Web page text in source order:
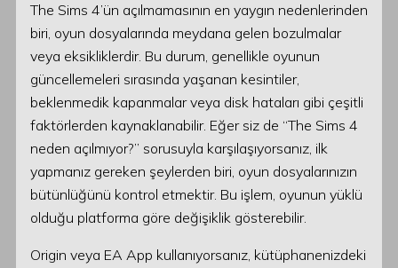
The Sims 4’ün açılmamasının en yaygın nedenlerinden
biri, oyun dosyalarında meydana gelen bozulmalar
veya eksikliklerdir. Bu durum, genellikle oyunun
güncellemeleri sırasında yaşanan kesintiler,
beklenmedik kapanmalar veya disk hataları gibi çeşitli
faktörlerden kaynaklanabilir. Eğer siz de “The Sims 4
neden açılmıyor?” sorusuyla karşılaşıyorsanız, ilk
yapmanız gereken şeylerden biri, oyun dosyalarınızın
bütünlüğünü kontrol etmektir. Bu işlem, oyunun yüklü
olduğu platforma göre değişiklik gösterebilir.
Origin veya EA App kullanıyorsanız, kütüphanenizdeki